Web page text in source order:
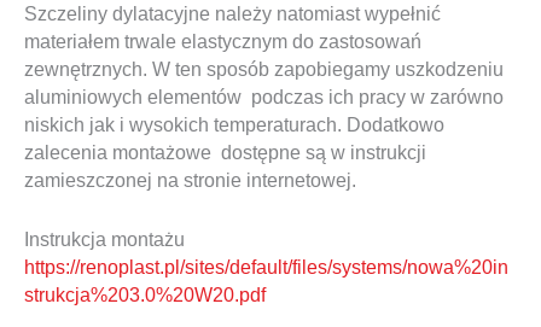
Szczeliny dylatacyjne należy natomiast wypełnić
materiałem trwale elastycznym do zastosowań
zewnętrznych. W ten sposób zapobiegamy uszkodzeniu
aluminiowych elementów podczas ich pracy w zarówno
niskich jak i wysokich temperaturach. Dodatkowo
zalecenia montażowe dostępne są w instrukcji
zamieszczonej na stronie internetowej.
Instrukcja montażu
https://renoplast.pl/sites/default/files/systems/nowa%20in
strukcja%203.0%20W20.pdf